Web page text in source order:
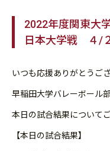
2022年度関東大
日本大学戦 ４/
いつも応援ありがとうござ
早稲田大学バレーボール部
本日の試合結果について
【本日の試合結果】